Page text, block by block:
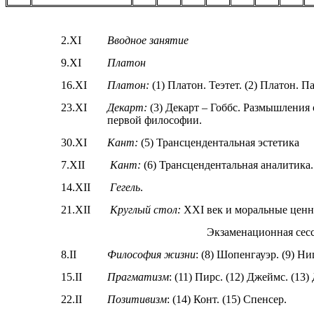
2.XI
Вводное занятие
9.XI
Платон
16.XI
Платон: (1) Платон.Теэтет. (2) Платон.
23.XI
Декарт: (3) Декарт – Гоббс.
первой философии.
30.XI
Кант: (5) Трансцендентальная эстетика
7.XII
Кант: (6) Трансцендентальная
14.XII
Гегель.
21.XII
Круглый стол: XXI век и моральные
Экзаменационная
8.II
Философия жизни: (8) Шопенгауэр. (9)
15.II
Прагматизм: (11) Пирс. (12) Джеймс. (13)
22.II
Позитивизм: (14) Конт. (15) Спенсер.